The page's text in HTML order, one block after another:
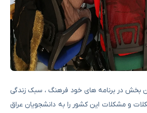
بخش در برنامه های خود فرهنگ ، سبک زندگی
و مشکلات این کشور را به دانشجویان عراق